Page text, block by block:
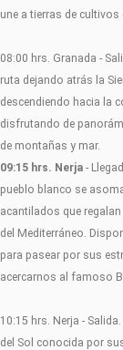
une a tierras de cultivos
08:00 hrs. Granada -
ruta dejando atrás la
descendiendo hacia la
disfrutando de
de montañas y mar.
09:15 hrs. Nerja -
pueblo blanco se
acantilados que
del Mediterráneo.
para pasear por sus
acercarnos al famoso
10:15 hrs. Nerja -
del Sol conocida por